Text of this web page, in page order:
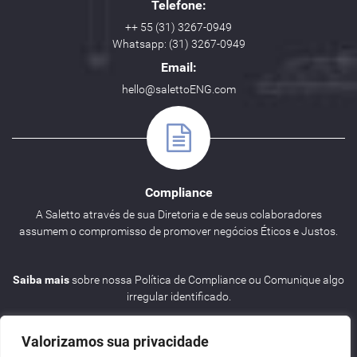
Valorizamos sua privacidade
Telefone:
++ 55 (31) 3267-0949
Whatsapp: (31) 3267-0949
Email:
hello@salettoENG.com
Compliance
A Saletto através de sua Diretoria e de seus colaboradores
assumem o compromisso de promover negócios Éticos e Justos.
Saiba maissobre nossa Política de Compliance ou Comunique algo
irregular identificado.